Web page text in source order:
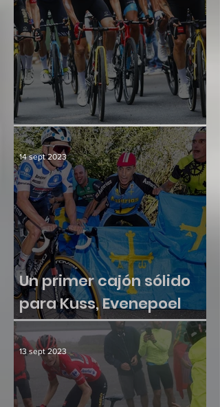
Culminación y consenso
Un primer cajón sólido
para Kuss, Evenepoel
sumó otra victoria
14 sept 2023
13 sept 2023